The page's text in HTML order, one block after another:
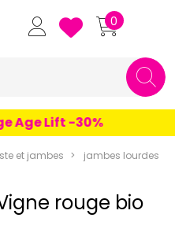
Grande Pharmacie
0
Age Lift -30%
et jambes jambes lourdes
rouge bio